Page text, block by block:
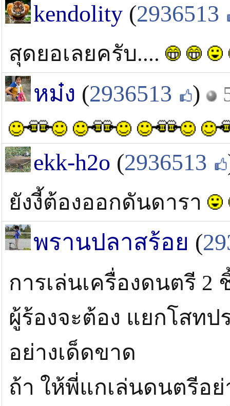
kendolity (2936513
สุดยอเลยครับ....
หม๋ง (2936513 )
ekk-h2o (2936513
ยังงี้ต้องออกดันดารา
พรานปลาสร้อย (
การเล่นเครื่องดนตรี 2
ผู้ร้องจะต้อง แยกโสท
อย่างเด็ดขาด
ถ้า ให้พี่แกเล่นดนตรีอ